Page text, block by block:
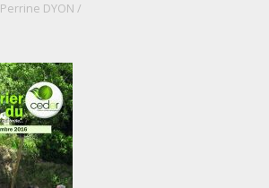
Perrine DYON /